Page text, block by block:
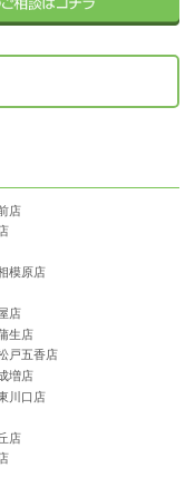
店
模原店
店
生店
戸五香店
増店
川口店
店